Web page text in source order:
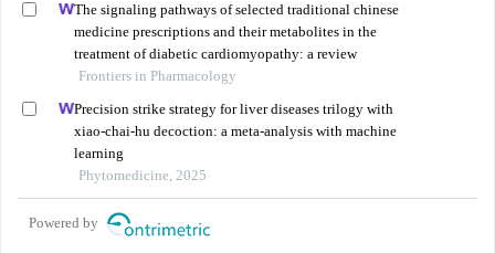
The signaling pathways of selected traditional chinese
medicine prescriptions and their metabolites in the
treatment of diabetic cardiomyopathy: a review
Frontiers in Pharmacology
Precision strike strategy for liver diseases trilogy with
xiao-chai-hu decoction: a meta-analysis with machine
learning
Phytomedicine, 2025
Powered by